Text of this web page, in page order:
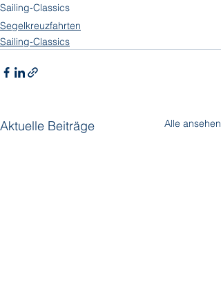
Sailing-Classics
Segelkreuzfahrten
Sailing-Classics
Aktuelle Beiträge Alle ansehen